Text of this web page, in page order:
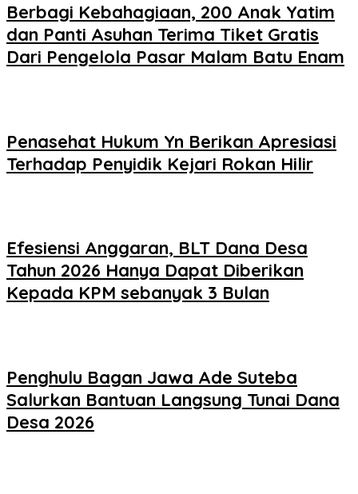
Berbagi Kebahagiaan, 200 Anak Yatim
dan Panti Asuhan Terima Tiket Gratis
Dari Pengelola Pasar Malam Batu Enam
Penasehat Hukum Yn Berikan Apresiasi
Terhadap Penyidik Kejari Rokan Hilir
Efesiensi Anggaran, BLT Dana Desa
Tahun 2026 Hanya Dapat Diberikan
Kepada KPM sebanyak 3 Bulan
Penghulu Bagan Jawa Ade Suteba
Salurkan Bantuan Langsung Tunai Dana
Desa 2026